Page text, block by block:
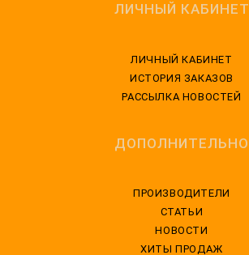
ЛИЧНЫЙ КАБИНЕТ
ЛИЧНЫЙ КАБИНЕТ
ИСТОРИЯ ЗАКАЗОВ
РАССЫЛКА НОВОСТЕЙ
ДОПОЛНИТЕЛЬНО
ПРОИЗВОДИТЕЛИ
СТАТЬИ
НОВОСТИ
ХИТЫ ПРОДАЖ